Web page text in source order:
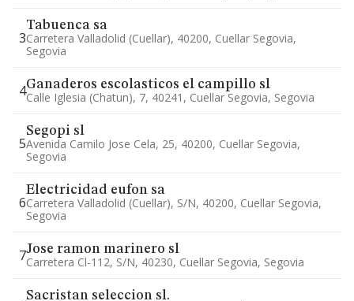
3
Tabuenca sa
Carretera Valladolid (cuellar), 40200, Cuellar Segovia,
Segovia
4Ganaderos escolasticos el campillo sl
Calle Iglesia (chatun), 7, 40241, Cuellar Segovia, Segovia
5
Segopi sl
Avenida Camilo Jose Cela, 25, 40200, Cuellar Segovia,
Segovia
6
Electricidad eufon sa
Carretera Valladolid (cuellar), S/n, 40200, Cuellar Segovia,
Segovia
7Jose ramon marinero sl
Carretera Cl-112, S/n, 40230, Cuellar Segovia, Segovia
Sacristan seleccion sl.